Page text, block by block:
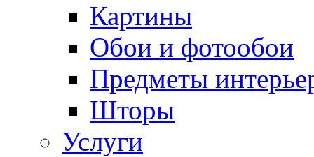
Картины
Обои и фотообои
Предметы
Шторы
Услуги